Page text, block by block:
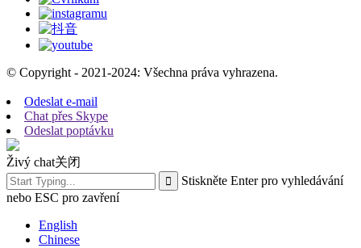
© Copyright - 2021-2024: Všechna práva vyhrazena.
Odeslat e-mail
Chat přes Skype
Odeslat poptávku
Živý chat关闭
Stiskněte Enter pro vyhledávání
nebo ESC pro zavření
English
Chinese